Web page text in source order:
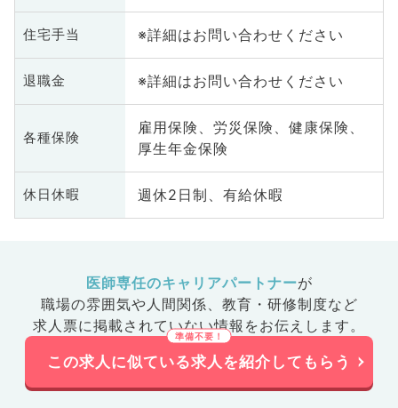
住宅手当 ※詳細はお問い合わせください
退職金 ※詳細はお問い合わせください
各種保険
雇用保険、労災保険、健康保険、
厚生年金保険
休日休暇 週休2日制、有給休暇
医師専任のキャリアパートナーが
職場の雰囲気や人間関係、 教育・研修制度など
求人票に掲載されていない情報をお伝えします。
この求人に似ている求人を紹介してもらう